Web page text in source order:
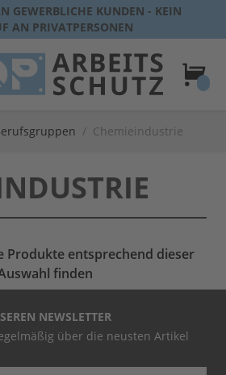
GEWERBLICHE KUNDEN - KEIN
AN PRIVATPERSONEN
/ Chemieindustrie
Produkte entsprechend dieser
finden
NEWSLETTER
über die neusten Artikel